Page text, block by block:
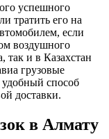
успешного
тратить его на
если
воздушного
так и в Казахстан
грузовые
способ
доставки.
в Алмату